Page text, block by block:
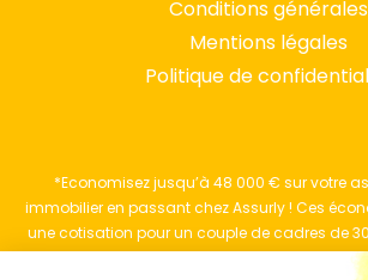
Conditions générales
Mentions légales
Politique de
*Economisez jusqu’à 48 000 € sur votre
immobilier en passant chez Assurly ! Ces
une cotisation pour un couple de cadres de
qui empruntent 1,2M€ sur 23 ans et assurés